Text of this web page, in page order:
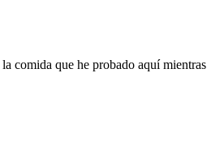
comida que he probado aquí mientras